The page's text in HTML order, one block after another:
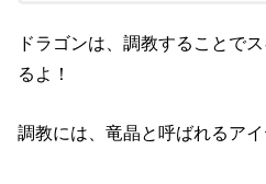
ドラゴンは、調教することで
るよ！
調教には、竜晶と呼ばれるアイ